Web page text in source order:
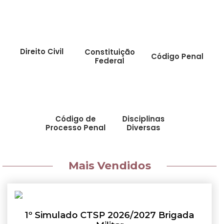
Direito Civil
Constituição
Federal
Código Penal
Código de
Processo Penal
Disciplinas
Diversas
Mais Vendidos
1º Simulado CTSP 2026/2027 Brigada